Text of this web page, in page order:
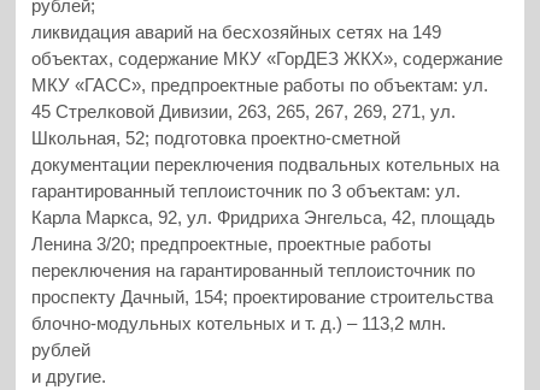
рублей;
ликвидация аварий на бесхозяйных сетях на 149
объектах, содержание МКУ «ГорДЕЗ ЖКХ», содержание
МКУ «ГАСС», предпроектные работы по объектам: ул.
45 Стрелковой Дивизии, 263, 265, 267, 269, 271, ул.
Школьная, 52; подготовка проектно-сметной
документации переключения подвальных котельных на
гарантированный теплоисточник по 3 объектам: ул.
Карла Маркса, 92, ул. Фридриха Энгельса, 42, площадь
Ленина 3/20; предпроектные, проектные работы
переключения на гарантированный теплоисточник по
проспекту Дачный, 154; проектирование строительства
блочно-модульных котельных и т. д.) – 113,2 млн.
рублей
и другие.